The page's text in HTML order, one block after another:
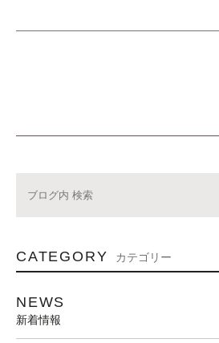
CATEGORY カテゴリー
NEWS
新着情報